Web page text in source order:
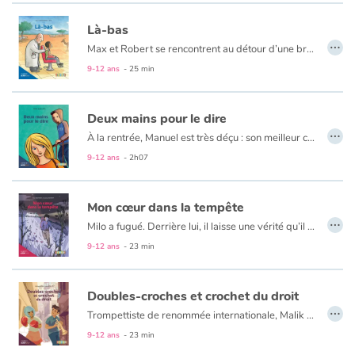
Là-bas
Max et Robert se rencontrent au détour d’une brocante, où le vieux coiffeur aux allures de pingouin achète au jeune garçon un masque africain. Un pingouin qui rêve de la Côte d’Ivoire, qui peut y croire ? Max, bien sûr ! Leurs souvenirs de ces terres lointaines sont-ils réels ou imaginaires ? Peu importe, ensemble, à travers les récits qu’ils échangent, ces deux improbables amis voyagent en amitié… et surtout, ils se découvrent une passion commune : "Là-bas" !
9-12 ans - 25 min
…
Deux mains pour le dire
À la rentrée, Manuel est très déçu : son meilleur copain, Jonathan, a déménagé. La fille des nouveaux locataires est bizarre. Elle ne répond même pas quand on lui dit bonjour. Vexé, Manuel commence par la détester. Mais lorsqu’il apprend que la jolie Lisa est sourde, le garçon change d’attitude. Pour elle, il va apprendre la langue des signes...
9-12 ans - 2h07
…
Mon cœur dans la tempête
Milo a fugué. Derrière lui, il laisse une vérité qu’il ne veut pas admettre : il a été adopté. Dans son cœur, la tempête fait rage. Sans cesse, une question revient et le taraude : "Est-ce qu’ils m’aimaient, ces parents qui m’ont abandonné ?". Au cours de sa fuite en avant, une rencontre incongrue l’aidera à mieux comprendre le sens de sa propre existence…et peu à peu trouver le chemin vers la résilience.
9-12 ans - 23 min
…
Doubles-croches et crochet du droit
Trompettiste de renommée internationale, Malik Kadar s’envole pour Le Caire, sa ville natale qu’il n’a pas revue depuis son enfance. À l’occasion de ce voyage imprévu, le musicien se souvient des cours de trompette qu’il suivait dans un local situé au-dessus d’une salle de boxe. Il avait alors dix ans et les rencontres qu’il fit dans ce lieu insolite — notamment celle d’Issa, une jeune boxeuse de son âge défiant l’autorité pour pratiquer son art — marquèrent à jamais sa vie.
9-12 ans - 23 min
…